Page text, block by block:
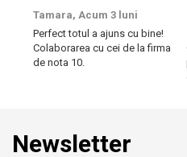
Tamara, Acum 3 luni
Perfect totul a ajuns cu bine!
Colaborarea cu cei de la firma
de nota 10.
Newsletter